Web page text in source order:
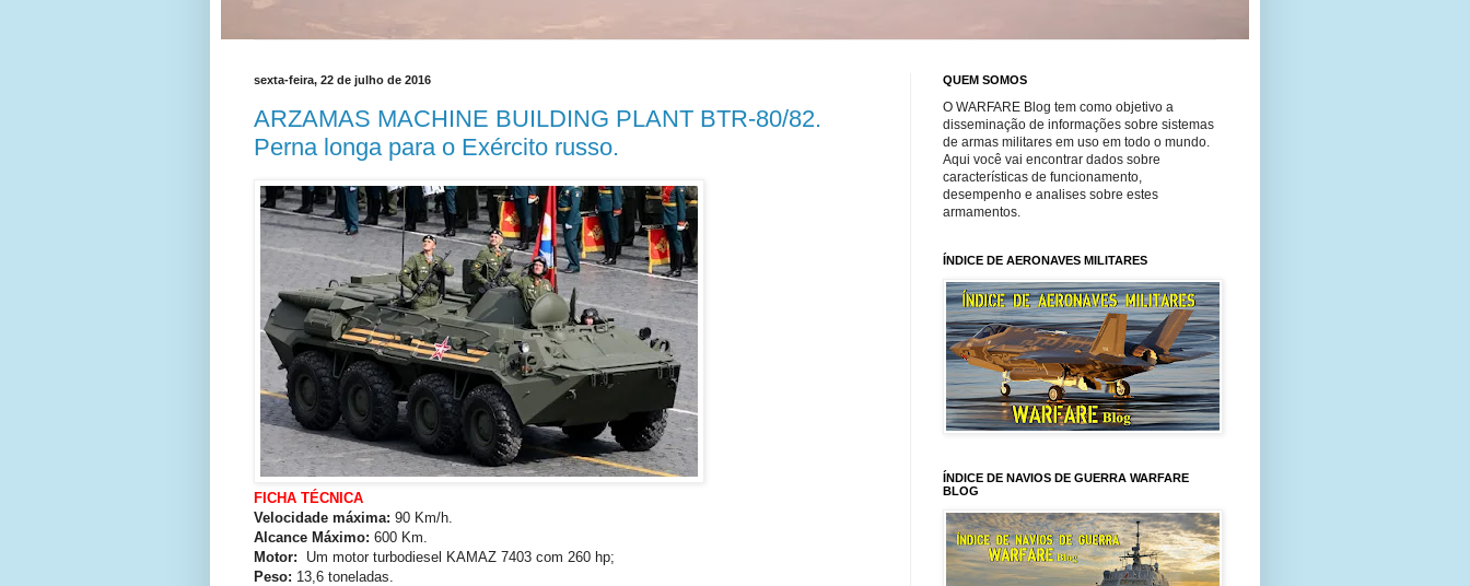
sexta-feira, 22 de julho de 2016
ARZAMAS MACHINE BUILDING PLANT BTR-80/82.
Perna longa para o Exército russo.
FICHA TÉCNICA
Velocidade máxima: 90 Km/h.
Alcance Máximo: 600 Km.
Motor: Um motor turbodiesel KAMAZ 7403 com 260 hp;
Peso: 13,6 toneladas.
QUEM SOMOS
O WARFARE Blog tem como objetivo a
disseminação de informações sobre sistemas
de armas militares em uso em todo o mundo.
Aqui você vai encontrar dados sobre
características de funcionamento,
desempenho e analises sobre estes
armamentos.
ÍNDICE DE AERONAVES MILITARES
ÍNDICE DE NAVIOS DE GUERRA WARFARE
BLOG